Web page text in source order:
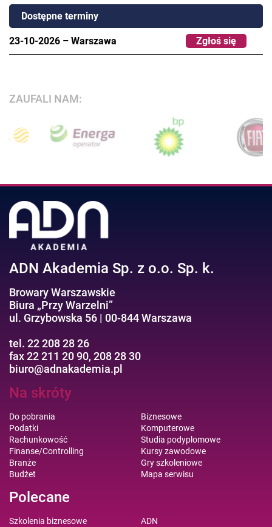
Dostępne terminy
23-10-2026 – Warszawa Zgłoś się
ZAUFALI NAM:
ADN Akademia Sp. z o.o. Sp. k.
Browary Warszawskie
Biura „Przy Warzelni”
ul. Grzybowska 56 | 00-844 Warszawa
tel. 22 208 28 26
fax 22 211 20 90, 208 28 30
biuro@adnakademia.pl
Na skróty
Do pobrania
Podatki
Rachunkowość
Finanse/Controlling
Branże
Budżet
Biznesowe
Komputerowe
Studia podyplomowe
Kursy zawodowe
Gry szkoleniowe
Mapa serwisu
Polecane
Szkolenia biznesowe ADN